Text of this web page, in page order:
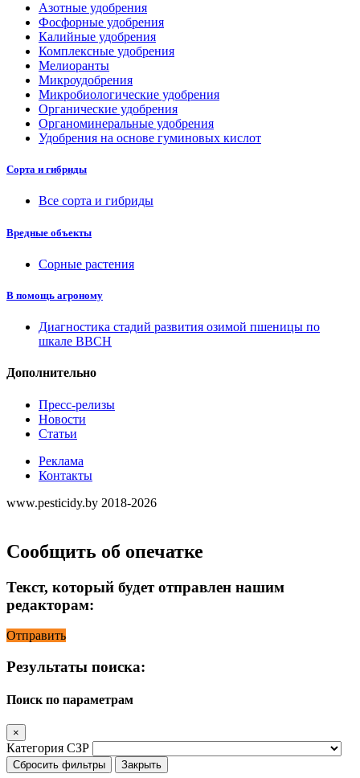
Азотные удобрения
Фосфорные удобрения
Калийные удобрения
Комплексные удобрения
Мелиоранты
Микроудобрения
Микробиологические удобрения
Органические удобрения
Органоминеральные удобрения
Удобрения на основе гуминовых кислот
Сорта и гибриды
Все сорта и гибриды
Вредные объекты
Сорные растения
В помощь агроному
Диагностика стадий развития озимой пшеницы по
шкале ВВСН
Дополнительно
Пресс-релизы
Новости
Статьи
Реклама
Контакты
www.pesticidy.by 2018-2026
Сообщить об опечатке
Текст, который будет отправлен нашим
редакторам:
Отправить
Результаты поиска:
Поиск по параметрам
×
Категория СЗР
Сбросить фильтры Закрыть